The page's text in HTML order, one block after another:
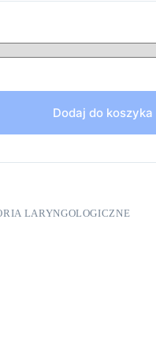
Dodaj do koszyka
LARYNGOLOGICZNE